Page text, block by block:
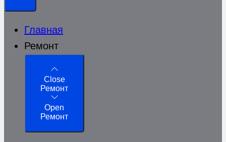
Главная
Ремонт
Close
Ремонт
Open
Ремонт